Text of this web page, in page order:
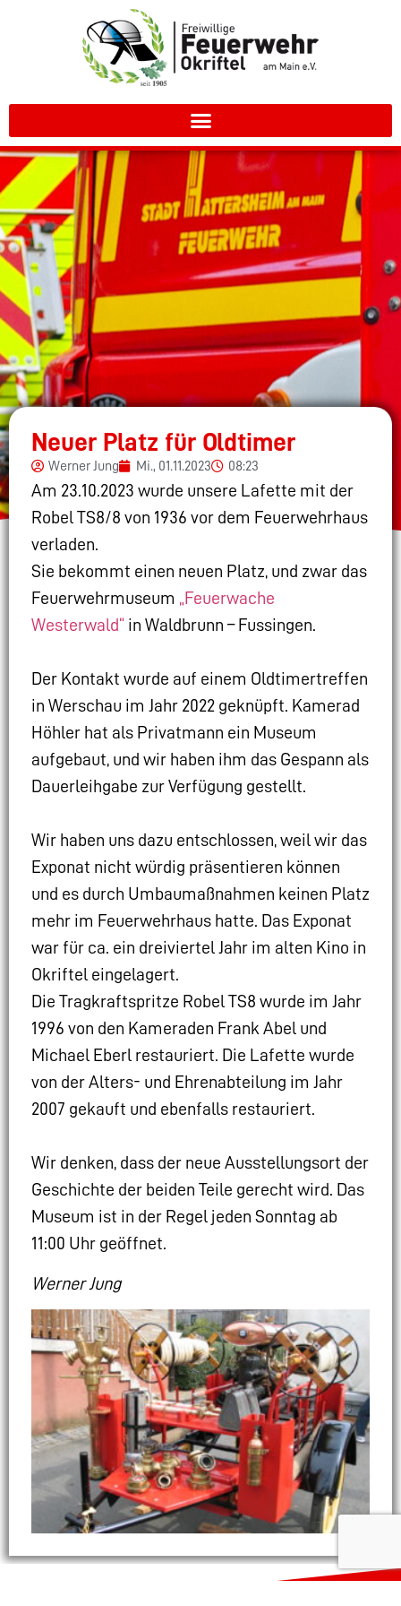
Neuer Platz für Oldtimer
Werner Jung Mi., 01.11.2023 08:23
Am 23.10.2023 wurde unsere Lafette mit der
Robel TS8/8 von 1936 vor dem Feuerwehrhaus
verladen.
Sie bekommt einen neuen Platz, und zwar das
Feuerwehrmuseum „Feuerwache
Westerwald“ in Waldbrunn – Fussingen.
Der Kontakt wurde auf einem Oldtimertreffen
in Werschau im Jahr 2022 geknüpft. Kamerad
Höhler hat als Privatmann ein Museum
aufgebaut, und wir haben ihm das Gespann als
Dauerleihgabe zur Verfügung gestellt.
Wir haben uns dazu entschlossen, weil wir das
Exponat nicht würdig präsentieren können
und es durch Umbaumaßnahmen keinen Platz
mehr im Feuerwehrhaus hatte. Das Exponat
war für ca. ein dreiviertel Jahr im alten Kino in
Okriftel eingelagert.
Die Tragkraftspritze Robel TS8 wurde im Jahr
1996 von den Kameraden Frank Abel und
Michael Eberl restauriert. Die Lafette wurde
von der Alters- und Ehrenabteilung im Jahr
2007 gekauft und ebenfalls restauriert.
Wir denken, dass der neue Ausstellungsort der
Geschichte der beiden Teile gerecht wird. Das
Museum ist in der Regel jeden Sonntag ab
11:00 Uhr geöffnet.
Werner Jung